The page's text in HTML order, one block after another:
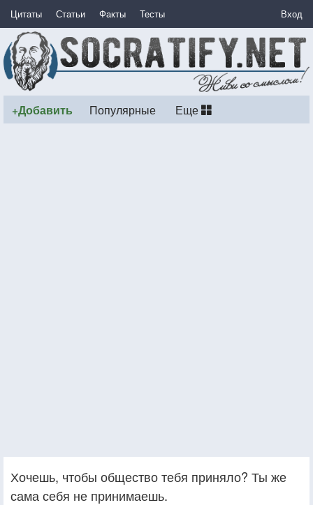
Цитаты Статьи Факты Тесты Вход
+Добавить Популярные Еще
Хочешь, чтобы общество тебя приняло? Ты же
сама себя не принимаешь.